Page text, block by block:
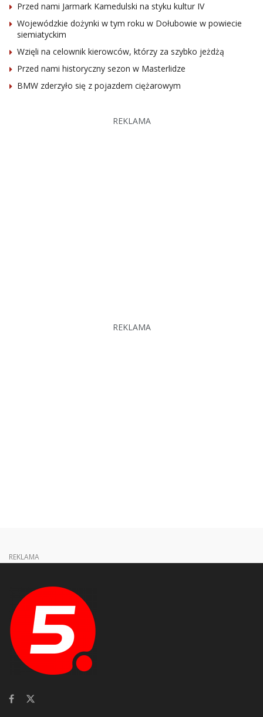
Przed nami Jarmark Kamedulski na styku kultur IV
Wojewódzkie dożynki w tym roku w Dołubowie w powiecie
siemiatyckim
Wzięli na celownik kierowców, którzy za szybko jeżdżą
Przed nami historyczny sezon w Masterlidze
BMW zderzyło się z pojazdem ciężarowym
REKLAMA
REKLAMA
REKLAMA